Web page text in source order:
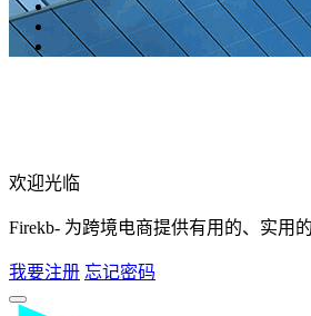
欢迎光临
Firekb- 为跨境电商提供有用的、实用
我要注册 忘记密码